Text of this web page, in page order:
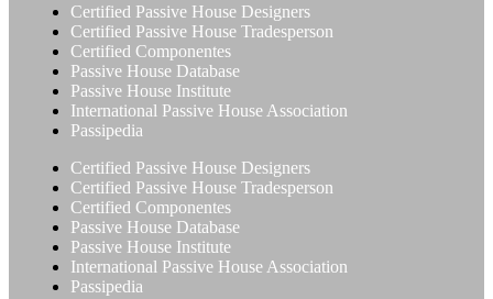
Certified Passive House Designers
Certified Passive House Tradesperson
Certified Componentes
Passive House Database
Passive House Institute
International Passive House Association
Passipedia
Certified Passive House Designers
Certified Passive House Tradesperson
Certified Componentes
Passive House Database
Passive House Institute
International Passive House Association
Passipedia